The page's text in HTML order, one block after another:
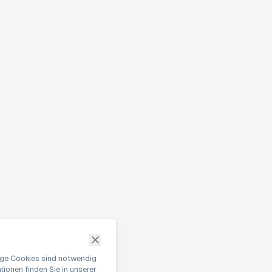
Cookies sind notwendig
finden Sie in unserer